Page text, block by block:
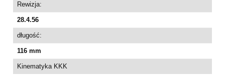
Rewizja:
28.4.56
długość:
116 mm
Kinematyka KKK